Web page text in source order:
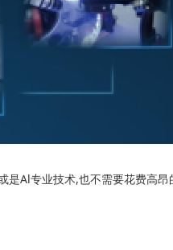
Al专业技术,也不需要花费高昂